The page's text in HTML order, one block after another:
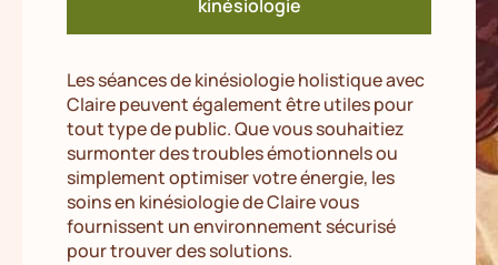
kinésiologie
Les séances de kinésiologie holistique avec
Claire peuvent également être utiles pour
tout type de public. Que vous souhaitiez
surmonter des troubles émotionnels ou
simplement optimiser votre énergie, les
soins en kinésiologie de Claire vous
fournissent un environnement sécurisé
pour trouver des solutions.